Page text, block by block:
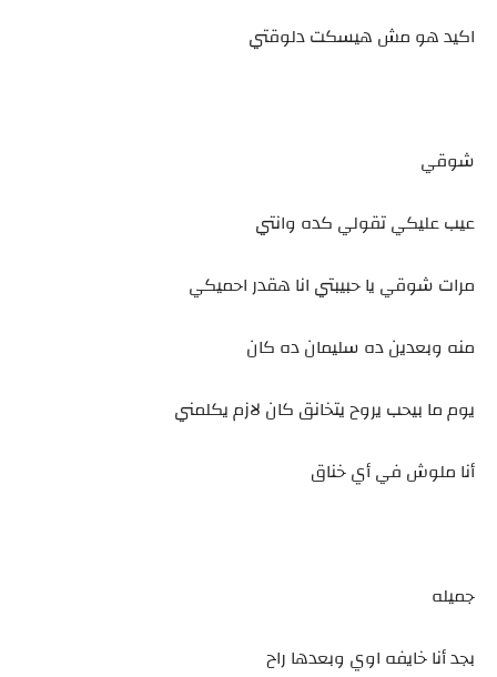
اكيد هو مش هيسكت دلوقتي
شوقي
عيب عليكي تقولي كده وانتي
مرات شوقي يا حبيبتي انا هقدر احميكي
منه وبعدين ده سليمان ده كان
يوم ما بيحب يروح يتخانق كان لازم يكلمني
أنا ملوش في أي خناق
جميله
بجد أنا خايفه اوي وبعدها راح